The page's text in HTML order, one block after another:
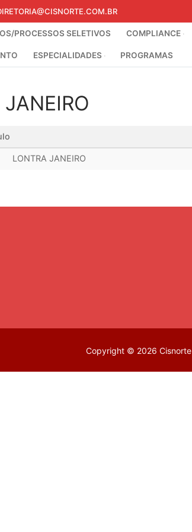
PROCESSOS SELETIVOS COMPLIANCE
ESPECIALIDADES PROGRAMAS
LONTRA JANEIRO
Copyright © 2026 Cisnorte